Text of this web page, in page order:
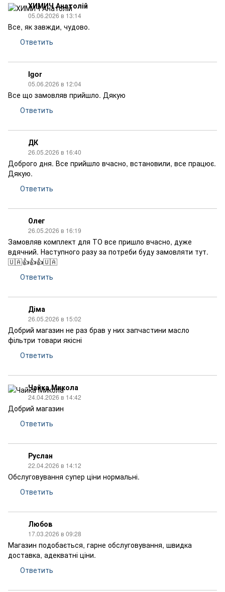
ХИМИЧ Анатолій
05.06.2026 в 13:14
Все, як завжди, чудово.
Ответить
Igor
05.06.2026 в 12:04
Все що замовляв прийшло. Дякую
Ответить
ДК
26.05.2026 в 16:40
Доброго дня. Все прийшло вчасно, встановили, все працює.
Дякую.
Ответить
Олег
26.05.2026 в 16:19
Замовляв комплект для ТО все пришло вчасно, дуже
вдячний. Наступного разу за потреби буду замовляти тут.
🇺🇦👍👍👍🇺🇦
Ответить
Діма
26.05.2026 в 15:02
Добрий магазин не раз брав у них запчастини масло
фільтри товари якісні
Ответить
Чайка Микола
24.04.2026 в 14:42
Добрий магазин
Ответить
Руслан
22.04.2026 в 14:12
Обслуговування супер ціни нормальні.
Ответить
Любов
17.03.2026 в 09:28
Магазин подобається, гарне обслуговування, швидка
доставка, адекватні ціни.
Ответить